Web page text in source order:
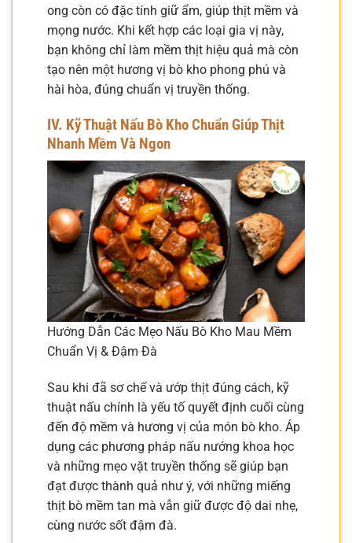
ong còn có đặc tính giữ ẩm, giúp thịt mềm và
mọng nước. Khi kết hợp các loại gia vị này,
bạn không chỉ làm mềm thịt hiệu quả mà còn
tạo nên một hương vị bò kho phong phú và
hài hòa, đúng chuẩn vị truyền thống.
IV. Kỹ Thuật Nấu Bò Kho Chuẩn Giúp Thịt
Nhanh Mềm Và Ngon
Hướng Dẫn Các Mẹo Nấu Bò Kho Mau Mềm
Chuẩn Vị & Đậm Đà
Sau khi đã sơ chế và ướp thịt đúng cách, kỹ
thuật nấu chính là yếu tố quyết định cuối cùng
đến độ mềm và hương vị của món bò kho. Áp
dụng các phương pháp nấu nướng khoa học
và những mẹo vặt truyền thống sẽ giúp bạn
đạt được thành quả như ý, với những miếng
thịt bò mềm tan mà vẫn giữ được độ dai nhẹ,
cùng nước sốt đậm đà.